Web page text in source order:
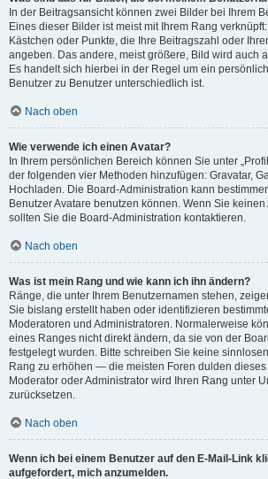
In der Beitragsansicht können zwei Bilder bei Ihrem
Eines dieser Bilder ist meist mit Ihrem Rang
Kästchen oder Punkte, die Ihre Beitragszahl oder
angeben. Das andere, meist größere, Bild wird auch
Es handelt sich hierbei in der Regel um ein
Benutzer zu Benutzer unterschiedlich ist.
Nach oben
Wie verwende ich einen Avatar?
In Ihrem persönlichen Bereich können Sie unter
der folgenden vier Methoden hinzufügen: Gravatar,
Hochladen. Die Board-Administration kann
Benutzer Avatare benutzen können. Wenn Sie
sollten Sie die Board-Administration kontaktieren.
Nach oben
Was ist mein Rang und wie kann ich ihn ändern?
Ränge, die unter Ihrem Benutzernamen stehen,
Sie bislang erstellt haben oder identifizieren
Moderatoren und Administratoren. Normalerweise
eines Ranges nicht direkt ändern, da sie von der
festgelegt wurden. Bitte schreiben Sie keine
Rang zu erhöhen — die meisten Foren dulden
Moderator oder Administrator wird Ihren Rang unter
zurücksetzen.
Nach oben
Wenn ich bei einem Benutzer auf den E-Mail-Link
aufgefordert, mich anzumelden.